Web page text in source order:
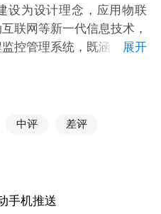
设为设计理念，应用物联
联网等新一代信息技术，
控管理系统，既涵盖现有
现火灾报警系统的高效运
联动协作效率
展开
中评 差评
手机推送